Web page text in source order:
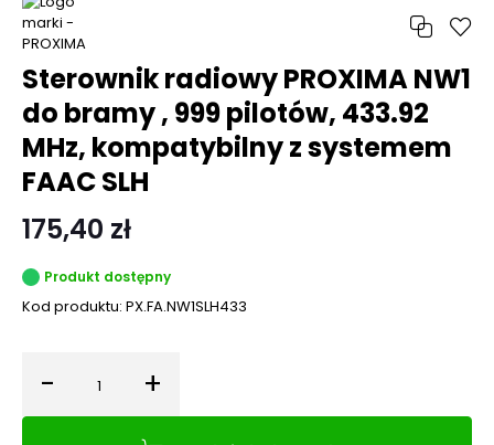
Sterownik radiowy PROXIMA NW1
do bramy , 999 pilotów, 433.92
MHz, kompatybilny z systemem
FAAC SLH
175,40 zł
Produkt dostępny
Kod produktu: PX.FA.NW1SLH433
- Ilość +